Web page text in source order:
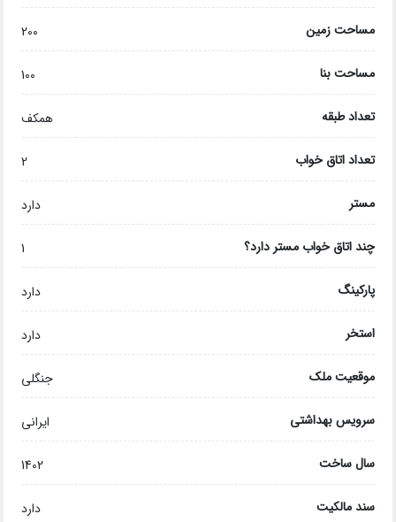
مساحت زمین 200
مساحت بنا 100
تعداد طبقه همکف
تعداد اتاق خواب 2
مستر دارد
چند اتاق خواب مستر دارد؟ 1
پارکینگ دارد
استخر دارد
موقعیت ملک جنگلی
سرویس بهداشتی ایرانی
سال ساخت 1402
سند مالکیت دارد